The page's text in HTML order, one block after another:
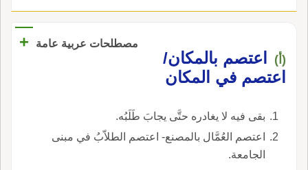
أُنثى وقد عَصَمَ ثَنِيَّتَه الغُبارُ أي لَزِقَ به؛ قال الأزهري
والباءُ والميم يَتعاقبانِ في حروف كثيرة لقرب
مَخرجَيْهما، يقال: ضرْبة لازِبٍ ولازِمٍ، وسَبَد رأْسه
وسَمَدَه والعواصِمُ: بِلادٌ، وقَصَبتُها أَنْطاكِيةُ وقد سَمَّوْا
وعِصاماً.
مصطلحات عربية عامة +
(أ)
اعتصم بالمكان/
اعتصم في المكان
بقى فيه لا يغادره حتَّى يجابَ طَلَبُه.
اعتصم العُمَّال بالمصنع- اعتصم الطلاّبُ في مبنى
الجامعة.